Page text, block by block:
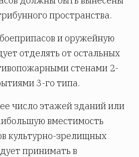
пространства.
и оружейную
отделять от остальных
стенами 2-
3-го типа.
число этажей зданий или
вместимость
культурно-зрелищных
принимать в